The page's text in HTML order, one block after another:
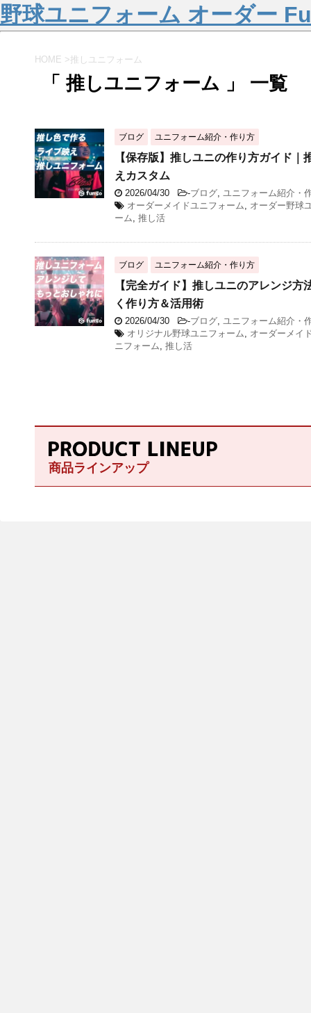
野球ユニフォーム オーダー
HOME >推しユニフォーム
「 推しユニフォーム 」 一覧
ブログ ユニフォーム紹介・作り方
【保存版】推しユニの作り方ガイド｜
えカスタム
2026/04/30 -ブログ, ユニフォーム紹介・
オーダーメイドユニフォーム, オーダー野球
ーム, 推し活
ブログ ユニフォーム紹介・作り方
【完全ガイド】推しユニのアレンジ方
く作り方＆活用術
2026/04/30 -ブログ, ユニフォーム紹介・
オリジナル野球ユニフォーム, オーダーメイ
ニフォーム, 推し活
商品ラインアップ